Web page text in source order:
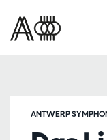
ANTWERP